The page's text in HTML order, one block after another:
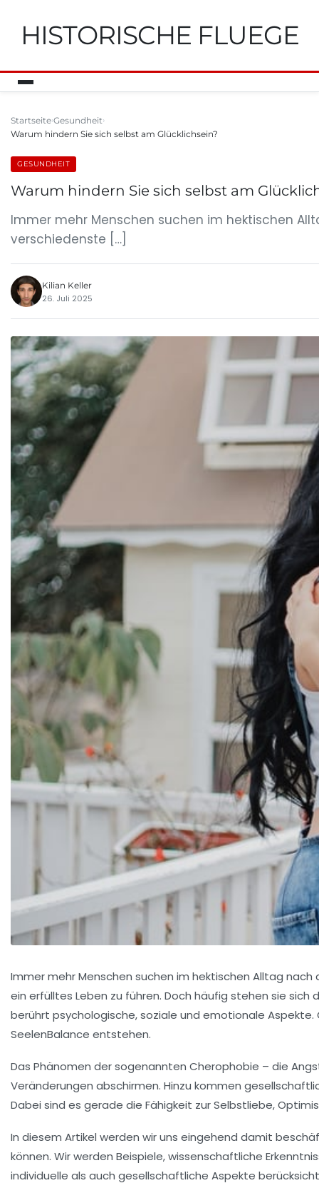
HISTORISCHE FLUEGE
Startseite Gesundheit
Warum hindern Sie sich selbst am Glücklichsein?
GESUNDHEIT
Warum hindern Sie sich selbst am
Immer mehr Menschen suchen im hektischen
verschiedenste […]
Kilian Keller
26. Juli 2025
Immer mehr Menschen suchen im hektischen Alltag nach
ein erfülltes Leben zu führen. Doch häufig stehen sie sich
berührt psychologische, soziale und emotionale
SeelenBalance entstehen.
Das Phänomen der sogenannten Cherophobie – die
Veränderungen abschirmen. Hinzu kommen
Dabei sind es gerade die Fähigkeit zur Selbstliebe,
In diesem Artikel werden wir uns eingehend damit
können. Wir werden Beispiele, wissenschaftliche
individuelle als auch gesellschaftliche Aspekte